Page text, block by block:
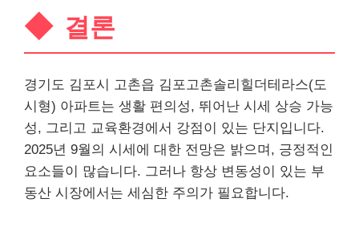
결론
경기도 김포시 고촌읍 김포고촌솔리힐더테라스(도
시형) 아파트는 생활 편의성, 뛰어난 시세 상승 가능
성, 그리고 교육환경에서 강점이 있는 단지입니다.
2025년 9월의 시세에 대한 전망은 밝으며, 긍정적인
요소들이 많습니다. 그러나 항상 변동성이 있는 부
동산 시장에서는 세심한 주의가 필요합니다.